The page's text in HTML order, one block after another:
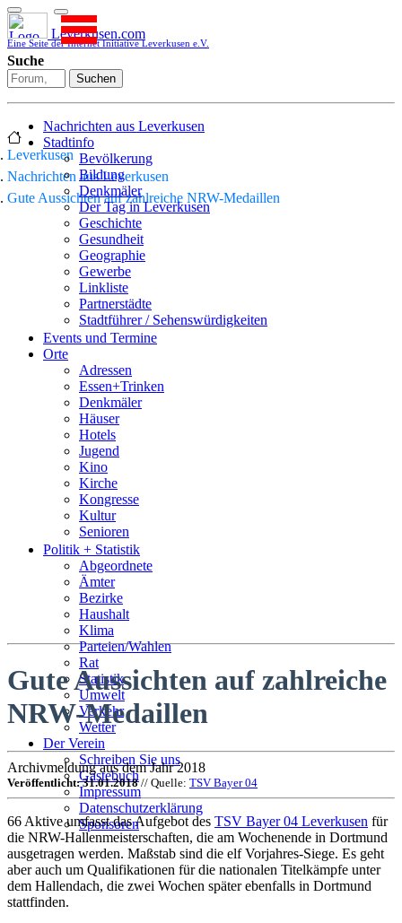
Leverkusen.com
Eine Seite der Internet Initiative Leverkusen e.V.
Suche
Suchen
Nachrichten aus Leverkusen
Stadtinfo
Bevölkerung
Bildung
Denkmäler
Der Tag in Leverkusen
Geschichte
Gesundheit
Geographie
Gewerbe
Linkliste
Partnerstädte
Stadtführer / Sehenswürdigkeiten
Stadtplan
Sport
Who is who
Wohnen
Events und Termine
Orte
Adressen
Essen+Trinken
Denkmäler
Häuser
Hotels
Jugend
Kino
Kirche
Kongresse
Kultur
Senioren
Stadtführer
Straßen
Politik + Statistik
Abgeordnete
Ämter
Bezirke
Haushalt
Klima
Parteien/Wahlen
Rat
Statistik
Umwelt
Verkehr
Wetter
Der Verein
Schreiben Sie uns
Gästebuch
Impressum
Datenschutzerklärung
Sponsoren
Leverkusen
Nachrichten aus Leverkusen
Gute Aussichten auf zahlreiche NRW-Medaillen
Gute Aussichten auf zahlreiche
NRW-Medaillen
Archivmeldung aus dem Jahr 2018
Veröffentlicht: 31.01.2018// Quelle: TSV Bayer 04
66 Aktive umfasst das Aufgebot des TSV Bayer 04 Leverkusen für
die NRW-Hallenmeisterschaften, die am Wochenende in Dortmund
ausgetragen werden. Maßstab sind die elf Vorjahres-Siege. Es geht
aber auch um Qualifikationen für die nationalen Titelkämpfe unter
dem Hallendach, die zwei Wochen später ebenfalls in Dortmund
stattfinden.